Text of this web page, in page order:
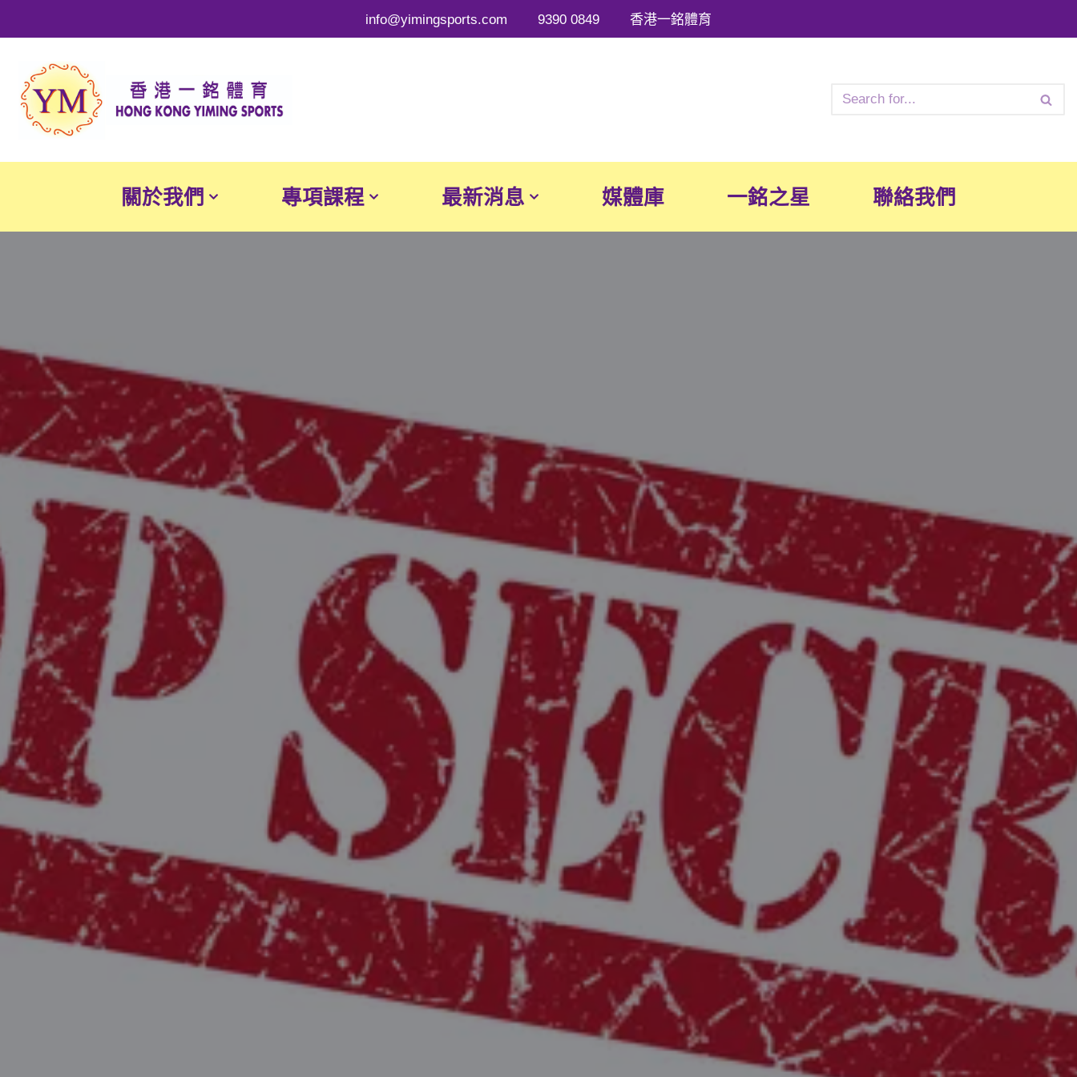
content
info@yimingsports.com 9390 0849 香港一銘體育
關於我們 專項課程 最新消息 媒體庫 一銘之星 聯絡我們